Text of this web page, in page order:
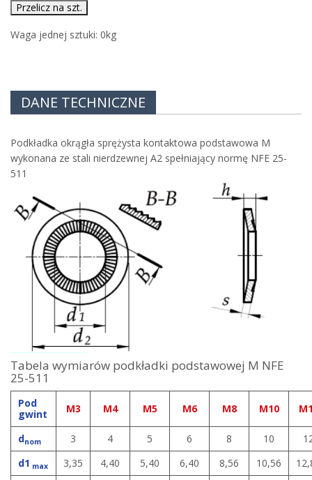
Przelicz na szt.
Waga jednej sztuki: 0kg
DANE TECHNICZNE
Podkładka okrągła sprężysta kontaktowa podstawowa M
wykonana ze stali nierdzewnej A2 spełniający normę NFE 25-
511
Tabela wymiarów podkładki podstawowej M NFE
25-511
Pod
gwint
M3 M4 M5 M6 M8 M10
dnom 3 4 5 6 8 10
d1 max 3,35 4,40 5,40 6,40 8,56 10,56